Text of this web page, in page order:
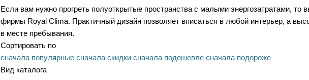
Если вам нужно прогреть полуоткрытые пространства с малыми энергозатратами, то
фирмы Royal Clima. Практичный дизайн позволяет вписаться в любой интерьер, а
в месте пребывания.
Сортировать по
сначала популярные сначала скидки сначала подешевле сначала подороже
Вид каталога